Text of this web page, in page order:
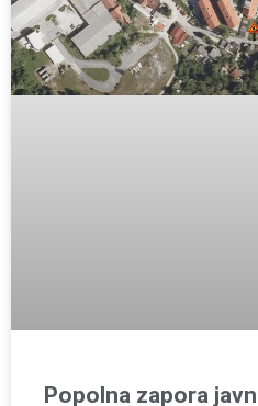
Popolna zapora